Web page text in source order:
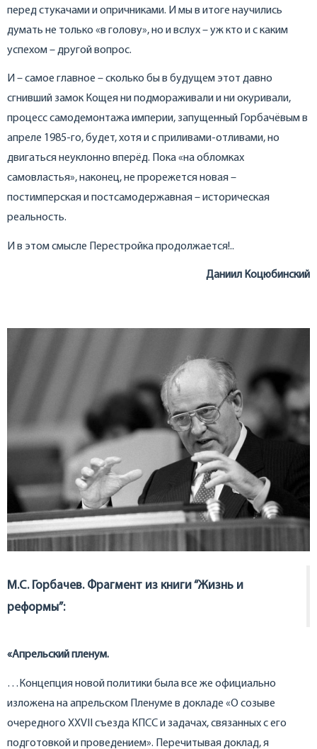
перед стукачами и опричниками. И мы в итоге научились
думать не только «в голову», но и вслух – уж кто и с каким
успехом – другой вопрос.
И – самое главное – сколько бы в будущем этот давно
сгнивший замок Кощея ни подмораживали и ни окуривали,
процесс самодемонтажа империи, запущенный Горбачёвым в
апреле 1985-го, будет, хотя и с приливами-отливами, но
двигаться неуклонно вперёд. Пока «на обломках
самовластья», наконец, не прорежется новая –
постимперская и постсамодержавная – историческая
реальность.
И в этом смысле Перестройка продолжается!..
Даниил Коцюбинский
М.С. Горбачев. Фрагмент из книги “Жизнь и
реформы”:
«Апрельский пленум.
…Концепция новой политики была все же официально
изложена на апрельском Пленуме в докладе «О созыве
очередного XXVII съезда КПСС и задачах, связанных с его
подготовкой и проведением». Перечитывая доклад, я